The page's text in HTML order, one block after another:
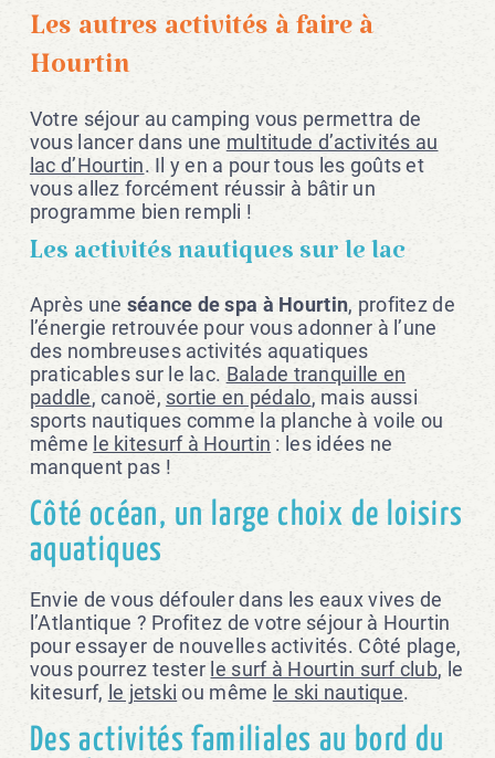
Les autres activités à faire à
Hourtin
Votre séjour au camping vous permettra de
vous lancer dans une multitude d’activités au
lac d’Hourtin. Il y en a pour tous les goûts et
vous allez forcément réussir à bâtir un
programme bien rempli !
Les activités nautiques sur le lac
Après une séance de spa à Hourtin, profitez de
l’énergie retrouvée pour vous adonner à l’une
des nombreuses activités aquatiques
praticables sur le lac. Balade tranquille en
paddle, canoë, sortie en pédalo, mais aussi
sports nautiques comme la planche à voile ou
même le kitesurf à Hourtin : les idées ne
manquent pas !
Côté océan, un large choix de loisirs
aquatiques
Envie de vous défouler dans les eaux vives de
l’Atlantique ? Profitez de votre séjour à Hourtin
pour essayer de nouvelles activités. Côté plage,
vous pourrez tester le surf à Hourtin surf club, le
kitesurf, le jetski ou même le ski nautique.
Des activités familiales au bord du